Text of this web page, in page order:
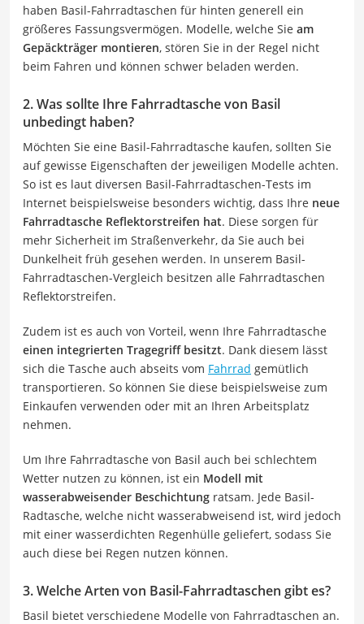
haben Basil-Fahrradtaschen für hinten generell ein
größeres Fassungsvermögen. Modelle, welche Sie am
Gepäckträger montieren, stören Sie in der Regel nicht
beim Fahren und können schwer beladen werden.
2. Was sollte Ihre Fahrradtasche von Basil
unbedingt haben?
Möchten Sie eine Basil-Fahrradtasche kaufen, sollten Sie
auf gewisse Eigenschaften der jeweiligen Modelle achten.
So ist es laut diversen Basil-Fahrradtaschen-Tests im
Internet beispielsweise besonders wichtig, dass Ihre neue
Fahrradtasche Reflektorstreifen hat. Diese sorgen für
mehr Sicherheit im Straßenverkehr, da Sie auch bei
Dunkelheit früh gesehen werden. In unserem Basil-
Fahrradtaschen-Vergleich besitzen alle Fahrradtaschen
Reflektorstreifen.
Zudem ist es auch von Vorteil, wenn Ihre Fahrradtasche
einen integrierten Tragegriff besitzt. Dank diesem lässt
sich die Tasche auch abseits vom Fahrrad gemütlich
transportieren. So können Sie diese beispielsweise zum
Einkaufen verwenden oder mit an Ihren Arbeitsplatz
nehmen.
Um Ihre Fahrradtasche von Basil auch bei schlechtem
Wetter nutzen zu können, ist ein Modell mit
wasserabweisender Beschichtung ratsam. Jede Basil-
Radtasche, welche nicht wasserabweisend ist, wird jedoch
mit einer wasserdichten Regenhülle geliefert, sodass Sie
auch diese bei Regen nutzen können.
3. Welche Arten von Basil-Fahrradtaschen gibt es?
Basil bietet verschiedene Modelle von Fahrradtaschen an.